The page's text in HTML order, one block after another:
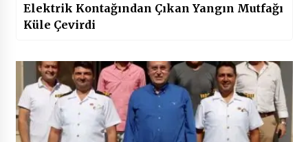
Elektrik Kontağından Çıkan Yangın Mutfağı
Küle Çevirdi